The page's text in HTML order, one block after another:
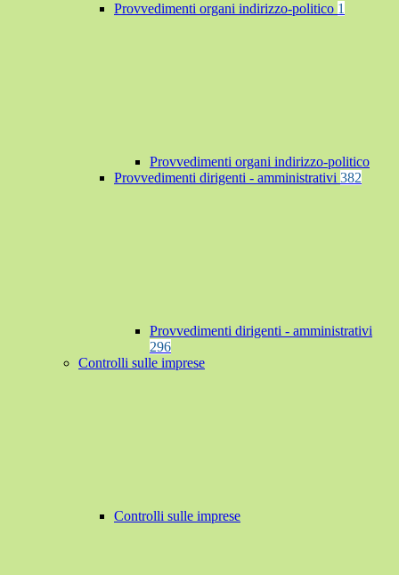
Provvedimenti organi indirizzo-politico 1
Provvedimenti organi indirizzo-politico
Provvedimenti dirigenti - amministrativi 382
Provvedimenti dirigenti - amministrativi
296
Controlli sulle imprese
Controlli sulle imprese